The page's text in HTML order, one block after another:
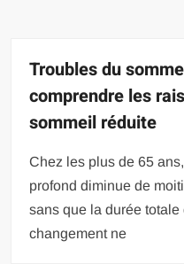
Troubles du
comprendre les
sommeil réduite
Chez les plus de 65
profond diminue de
sans que la durée totale
changement ne